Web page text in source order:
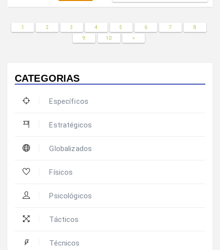
bien jugar un pase interio con el poste (5).
1 2 3 4 5 6 7
8
9
10 >
CATEGORIAS
Específicos
Estratégicos
Globalizados
Físicos
Psicológicos
Tácticos
Técnicos